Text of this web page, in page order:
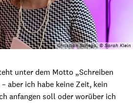
Christian Schega, © Sarah Klein
unter dem Motto „Schreiben
aber ich habe keine Zeit, kein
anfangen soll oder worüber ich